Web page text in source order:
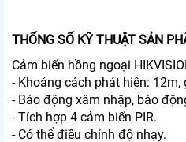
THỐNG SỐ KỸ THUẬT SẢN
Cảm biến hồng ngoại
- Khoảng cách phát hiện: 12m,
- Báo động xâm nhập, báo
- Tích hợp 4 cảm biến PIR.
- Có thể điều chỉnh độ nhạy.